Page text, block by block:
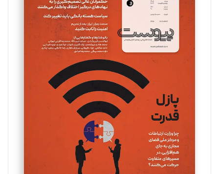
سروش کرمیان
تحریریه
مینا پاکدل
یسنا امان‌پور
تحریریه
ملینا جعفری
تحریریه